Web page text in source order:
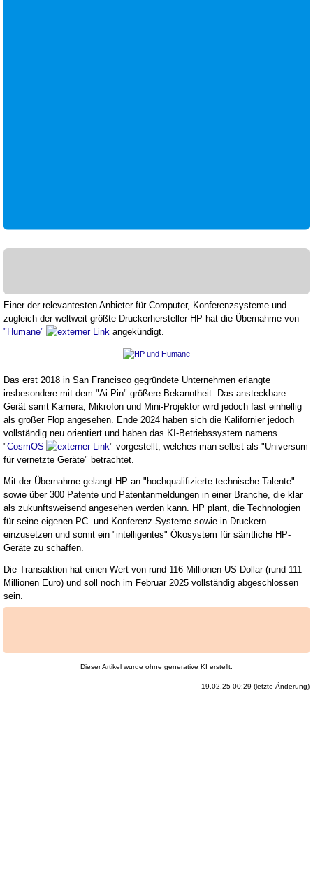
Einer der relevantesten Anbieter für Computer, Konferenzsysteme und
zugleich der weltweit größte Druckerhersteller HP hat die Übernahme von
"Humane"
angekündigt.
Das erst 2018 in San Francisco gegründete Unternehmen erlangte
insbesondere mit dem "Ai Pin" größere Bekanntheit. Das ansteckbare
Gerät samt Kamera, Mikrofon und Mini-Projektor wird jedoch fast einhellig
als großer Flop angesehen. Ende 2024 haben sich die Kalifornier jedoch
vollständig neu orientiert und haben das KI-Betriebssystem namens
"CosmOS
" vorgestellt, welches man selbst als "Universum
für vernetzte Geräte" betrachtet.
Mit der Übernahme gelangt HP an "hochqualifizierte technische Talente"
sowie über 300 Patente und Patentanmeldungen in einer Branche, die klar
als zukunftsweisend angesehen werden kann. HP plant, die Technologien
für seine eigenen PC- und Konferenz-Systeme sowie in Druckern
einzusetzen und somit ein "intelligentes" Ökosystem für sämtliche HP-
Geräte zu schaffen.
Die Transaktion hat einen Wert von rund 116 Millionen US-Dollar (rund 111
Millionen Euro) und soll noch im Februar 2025 vollständig abgeschlossen
sein.
Dieser Artikel wurde ohne generative KI erstellt.
19.02.25 00:29 (letzte Änderung)